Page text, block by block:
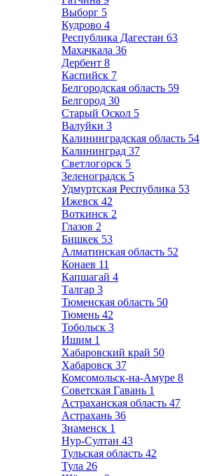
Выборг 5
Кудрово 4
Республика Дагестан 63
Махачкала 36
Дербент 8
Каспийск 7
Белгородская область 59
Белгород 30
Старый Оскол 5
Валуйки 3
Калининградская область 54
Калининград 37
Светлогорск 5
Зеленоградск 5
Удмуртская Республика 53
Ижевск 42
Воткинск 2
Глазов 2
Бишкек 53
Алматинская область 52
Конаев 11
Капшагай 4
Талгар 3
Тюменская область 50
Тюмень 42
Тобольск 3
Ишим 1
Хабаровский край 50
Хабаровск 37
Комсомольск-на-Амуре 8
Советская Гавань 1
Астраханская область 47
Астрахань 36
Знаменск 1
Нур-Султан 43
Тульская область 42
Тула 26